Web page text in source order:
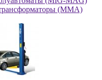
(MMA)